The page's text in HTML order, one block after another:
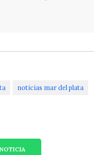
noticias mar del plata